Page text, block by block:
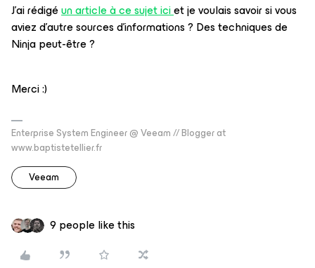
J’ai rédigéun article à ce sujet iciet je voulais savoir si vous
aviez d'autre sources d’informations ? Des techniques de
Ninja peut-être ?
Merci :)
Enterprise System Engineer @ Veeam // Blogger at
www.baptistetellier.fr
Veeam
9 people like this